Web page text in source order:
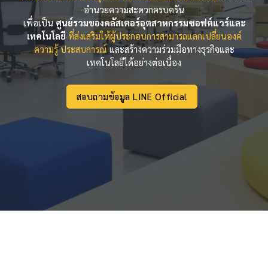
อำนวยความสะดวกครบครัน
เพื่อเป็นศูนย์รวมของคลัสเตอร์อุตสาหกรรมซอฟต์แวร์และ
เทคโนโลยี ที่ส่งเสริมให้ผู้ประกอบการสามารถแลกเปลี่ยนองค์
ความรู้ ประสบการณ์ และสร้างความร่วมมือทางธุรกิจและ
เทคโนโลยีได้อย่างต่อเนื่อง
สอบถามข้อมูล LINE Official